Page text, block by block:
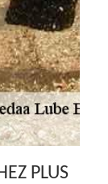
PLUS